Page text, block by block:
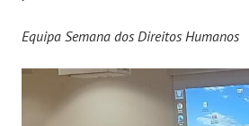
Equipa Semana dos Direitos Humanos